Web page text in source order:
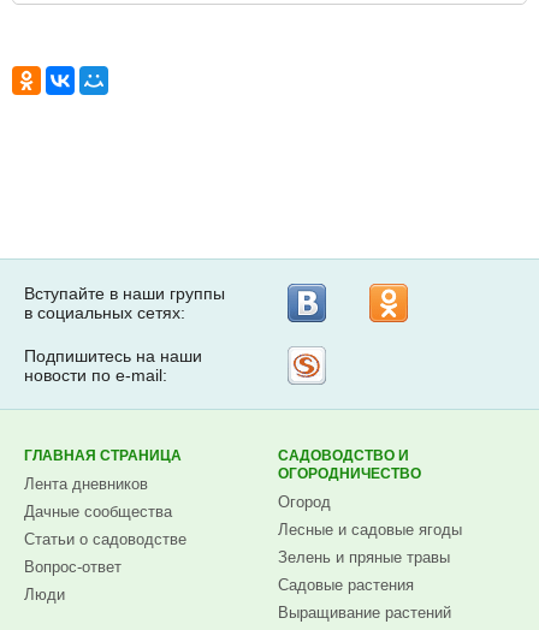
Вступайте в наши группы
в социальных сетях:
Подпишитесь на наши
новости по e-mail:
ГЛАВНАЯ СТРАНИЦА
Лента дневников
Дачные сообщества
Статьи о садоводстве
Вопрос-ответ
Люди
САДОВОДСТВО И
ОГОРОДНИЧЕСТВО
Огород
Лесные и садовые ягоды
Зелень и пряные травы
Садовые растения
Выращивание растений